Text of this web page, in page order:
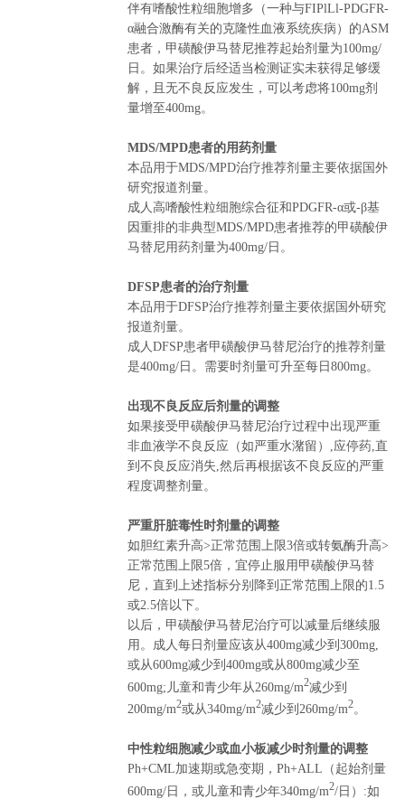
伴有嗜酸性粒细胞增多（一种与FIPlLl-PDGFR-
α融合激酶有关的克隆性血液系统疾病）的ASM
患者，甲磺酸伊马替尼推荐起始剂量为100mg/
日。如果治疗后经适当检测证实未获得足够缓
解，且无不良反应发生，可以考虑将100mg剂
量增至400mg。
MDS/MPD患者的用药剂量
本品用于MDS/MPD治疗推荐剂量主要依据国外
研究报道剂量。
成人高嗜酸性粒细胞综合征和PDGFR-α或-β基
因重排的非典型MDS/MPD患者推荐的甲磺酸伊
马替尼用药剂量为400mg/日。
DFSP患者的治疗剂量
本品用于DFSP治疗推荐剂量主要依据国外研究
报道剂量。
成人DFSP患者甲磺酸伊马替尼治疗的推荐剂量
是400mg/日。需要时剂量可升至每日800mg。
出现不良反应后剂量的调整
如果接受甲磺酸伊马替尼治疗过程中出现严重
非血液学不良反应（如严重水潴留）,应停药,直
到不良反应消失,然后再根据该不良反应的严重
程度调整剂量。
严重肝脏毒性时剂量的调整
如胆红素升高>正常范围上限3倍或转氨酶升高>
正常范围上限5倍，宜停止服用甲磺酸伊马替
尼，直到上述指标分别降到正常范围上限的1.5
或2.5倍以下。
以后，甲磺酸伊马替尼治疗可以减量后继续服
用。成人每日剂量应该从400mg减少到300mg,
或从600mg减少到400mg或从800mg减少至
600mg;儿童和青少年从260mg/m2减少到
200mg/m2或从340mg/m2减少到260mg/m2。
中性粒细胞减少或血小板减少时剂量的调整
Ph+CML加速期或急变期，Ph+ALL（起始剂量
600mg/日，或儿童和青少年340mg/m2/日）:如